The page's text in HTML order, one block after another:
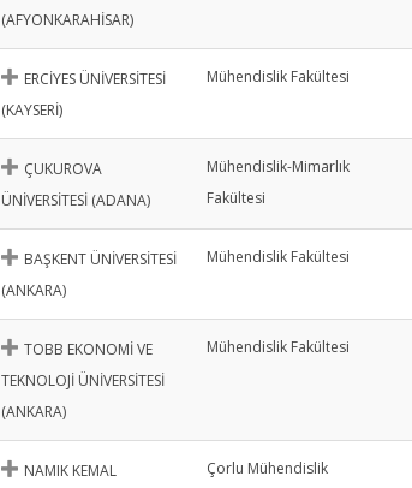
(AFYONKARAHİSAR)
ERCİYES ÜNİVERSİTESİ
(KAYSERİ)
Mühendislik Fakültesi
ÇUKUROVA
ÜNİVERSİTESİ (ADANA)
Mühendislik-Mimarlık
Fakültesi
BAŞKENT ÜNİVERSİTESİ
(ANKARA)
Mühendislik Fakültesi
TOBB EKONOMİ VE
TEKNOLOJİ ÜNİVERSİTESİ
(ANKARA)
Mühendislik Fakültesi
NAMIK KEMAL
Çorlu Mühendislik